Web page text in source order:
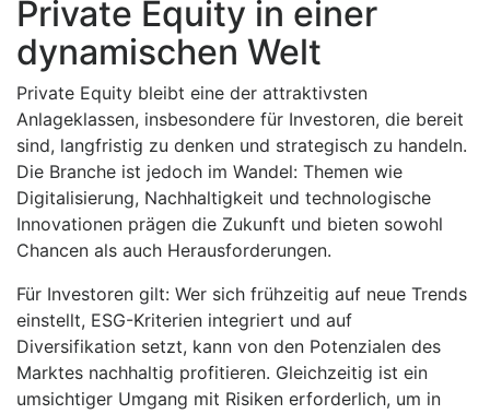
Private Equity in einer
dynamischen Welt
Private Equity bleibt eine der attraktivsten
Anlageklassen, insbesondere für Investoren, die bereit
sind, langfristig zu denken und strategisch zu handeln.
Die Branche ist jedoch im Wandel: Themen wie
Digitalisierung, Nachhaltigkeit und technologische
Innovationen prägen die Zukunft und bieten sowohl
Chancen als auch Herausforderungen.
Für Investoren gilt: Wer sich frühzeitig auf neue Trends
einstellt, ESG-Kriterien integriert und auf
Diversifikation setzt, kann von den Potenzialen des
Marktes nachhaltig profitieren. Gleichzeitig ist ein
umsichtiger Umgang mit Risiken erforderlich, um in